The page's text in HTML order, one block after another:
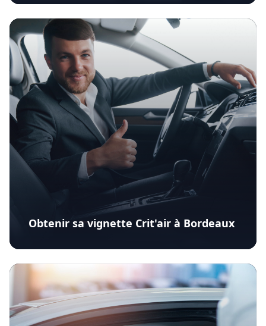
Obtenir sa vignette Crit'air à Bordeaux